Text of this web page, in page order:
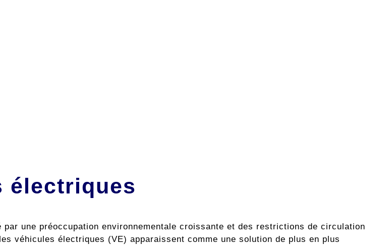
électriques
par une préoccupation environnementale croissante et des restrictions de circulation
véhicules électriques (VE) apparaissent comme une solution de plus en plus